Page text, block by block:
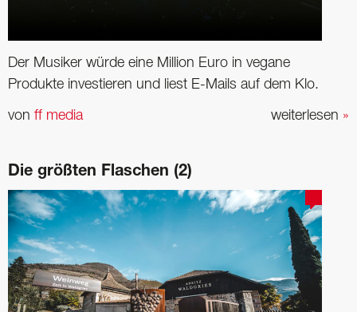
Der Musiker würde eine Million Euro in vegane
Produkte investieren und liest E-Mails auf dem Klo.
weiterlesen »
von ff media
Die größten Flaschen (2)